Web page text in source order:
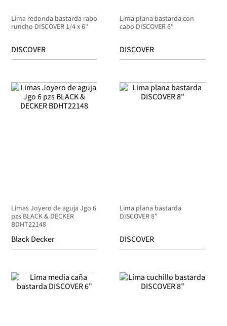
Lima redonda bastarda rabo
runcho DISCOVER 1/4 x 6"
DISCOVER
Lima plana bastarda con
cabo DISCOVER 6"
DISCOVER
Limas Joyero de aguja Jgo 6
pzs BLACK & DECKER
BDHT22148
Black Decker
Lima plana bastarda
DISCOVER 8"
DISCOVER